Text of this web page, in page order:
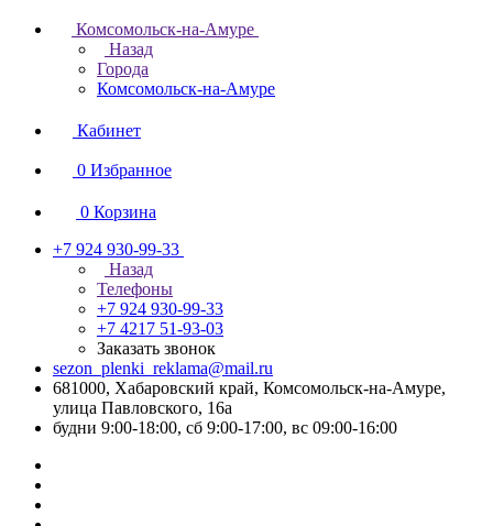
Комсомольск-на-Амуре
Назад
Города
Комсомольск-на-Амуре
Кабинет
0 Избранное
0 Корзина
+7 924 930-99-33
Назад
Телефоны
+7 924 930-99-33
+7 4217 51-93-03
Заказать звонок
sezon_plenki_reklama@mail.ru
681000, Хабаровский край, Комсомольск-на-Амуре,
улица Павловского, 16а
будни 9:00-18:00, сб 9:00-17:00, вс 09:00-16:00